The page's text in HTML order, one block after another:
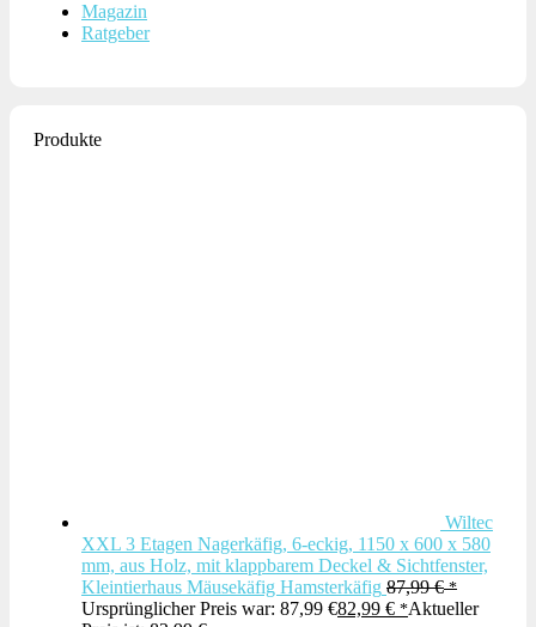
Magazin
Ratgeber
Produkte
Wiltec
XXL 3 Etagen Nagerkäfig, 6-eckig, 1150 x 600 x 580
mm, aus Holz, mit klappbarem Deckel & Sichtfenster,
Kleintierhaus Mäusekäfig Hamsterkäfig 87,99€
Ursprünglicher Preis war: 87,99 €82,99 €
Aktueller